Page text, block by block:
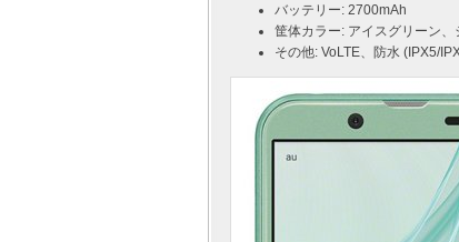
バッテリー: 2700mAh
筐体カラー: アイスグリーン
その他: VoLTE、防水 (IPX5/